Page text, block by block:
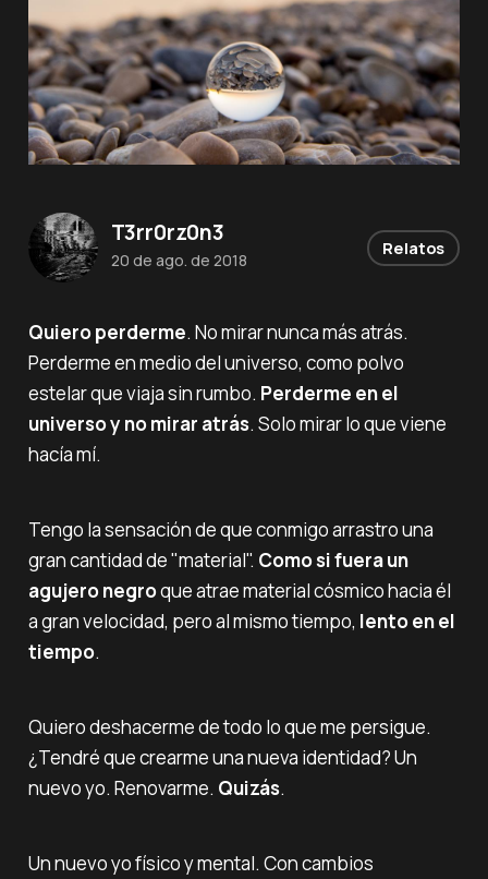
Quiero perderme. No mirar nunca más atrás.
Perderme en medio del universo, como polvo
estelar que viaja sin rumbo. Perderme en el
universo y no mirar atrás. Solo mirar lo que viene
hacía mí.
Tengo la sensación de que conmigo arrastro una
gran cantidad de "material". Como si fuera un
agujero negroque atrae material cósmico hacia él
a gran velocidad, pero al mismo tiempo, lento en el
tiempo.
Quiero deshacerme de todo lo que me persigue.
¿Tendré que crearme una nueva identidad? Un
nuevo yo. Renovarme. Quizás.
Un nuevo yo físico y mental. Con cambios
T3rr0rz0n3
20 de ago. de 2018
Relatos